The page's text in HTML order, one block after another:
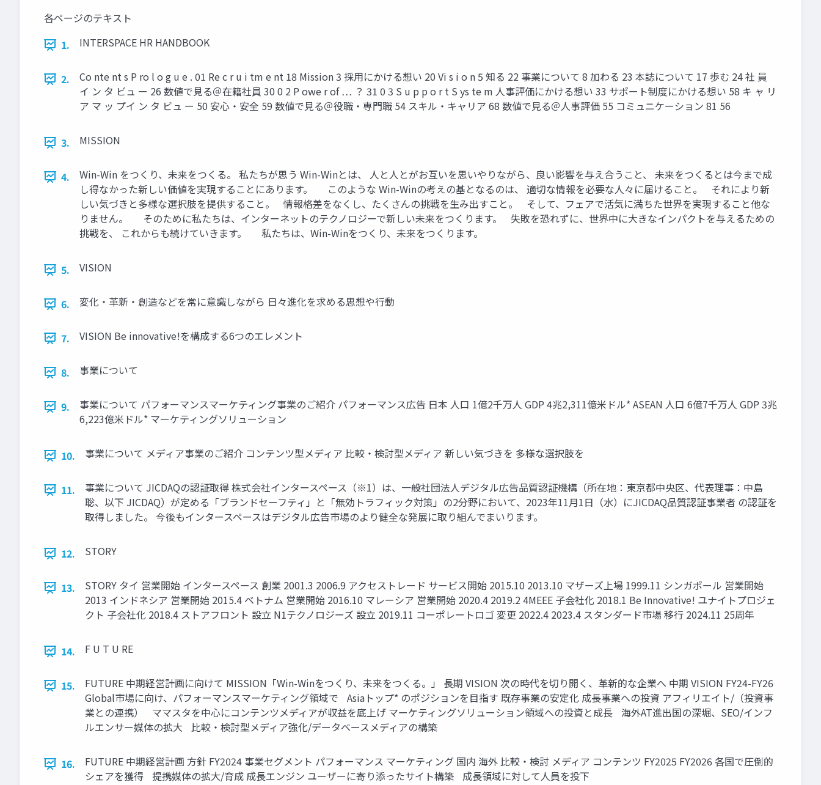
各ページのテキスト
1.
INTERSPACE HR HANDBOOK
2.
Co nte nt s P ro l o g u e . 01 Re c r u i tm e nt 18 Mission 3 採用にかける想い 20 Vi s i o n 5 知る 22 事業について 8 加わる 23 本誌について 17 歩む 24 社 員
イ ン タ ビュ ー 26 数値で見る＠在籍社員 30 0 2 P owe r of … ？ 31 0 3 S u p p o r t S ys te m 人事評価にかける想い 33 サポート制度にかける想い 58 キ ャ リ
ア マ ッ プイ ン タ ビュ ー 50 安心・安全 59 数値で見る＠役職・専門職 54 スキル・キャリア 68 数値で見る＠人事評価 55 コミュニケーション 81 56
3. MISSION
4.
Win-Win をつくり、未来をつくる。 私たちが思う Win-Winとは、 人と人とがお互いを思いやりながら、良い影響を与え合うこと、 未来をつくるとは今まで成
し得なかった新しい価値を実現することにあります。 このような Win-Winの考えの基となるのは、 適切な情報を必要な人々に届けること。 それにより新
しい気づきと多様な選択肢を提供すること。 情報格差をなくし、たくさんの挑戦を生み出すこと。 そして、フェアで活気に満ちた世界を実現すること他な
りません。 そのために私たちは、インターネットのテクノロジーで新しい未来をつくります。 失敗を恐れずに、世界中に大きなインパクトを与えるための
挑戦を、 これからも続けていきます。 私たちは、Win-Winをつくり、未来をつくります。
5. VISION
6. 変化・革新・創造などを常に意識しながら 日々進化を求める思想や行動
7. VISION Be innovative!を構成する6つのエレメント
8. 事業について
9.
事業について パフォーマンスマーケティング事業のご紹介 パフォーマンス広告 日本 人口 1億2千万人 GDP 4兆2,311億米ドル* ASEAN 人口 6億7千万人 GDP 3兆
6,223億米ドル* マーケティングソリューション
10. 事業について メディア事業のご紹介 コンテンツ型メディア 比較・検討型メディア 新しい気づきを 多様な選択肢を
11.
事業について JICDAQの認証取得 株式会社インタースペース（※1）は、一般社団法人デジタル広告品質認証機構（所在地：東京都中央区、代表理事：中島
聡、以下 JICDAQ）が定める「ブランドセーフティ」と「無効トラフィック対策」の2分野において、2023年11月1日（水）にJICDAQ品質認証事業者 の認証を
取得しました。 今後もインタースペースはデジタル広告市場のより健全な発展に取り組んでまいります。
12. STORY
13.
STORY タイ 営業開始 インタースペース 創業 2001.3 2006.9 アクセストレード サービス開始 2015.10 2013.10 マザーズ上場 1999.11 シンガポール 営業開始
2013 インドネシア 営業開始 2015.4 ベトナム 営業開始 2016.10 マレーシア 営業開始 2020.4 2019.2 4MEEE 子会社化 2018.1 Be Innovative! ユナイトプロジェ
クト 子会社化 2018.4 ストアフロント 設立 N1テクノロジーズ 設立 2019.11 コーポレートロゴ 変更 2022.4 2023.4 スタンダード市場 移行 2024.11 25周年
14. F U T U RE
15.
FUTURE 中期経営計画に向けて MISSION「Win-Winをつくり、未来をつくる。」 長期 VISION 次の時代を切り開く、革新的な企業へ 中期 VISION FY24-FY26
Global市場に向け、パフォーマンスマーケティング領域で Asiaトップ* のポジションを目指す 既存事業の安定化 成長事業への投資 アフィリエイト/（投資事
業との連携） ママスタを中心にコンテンツメディアが収益を底上げ マーケティングソリューション領域への投資と成長 海外AT進出国の深堀、SEO/インフ
ルエンサー媒体の拡大 比較・検討型メディア強化/データベースメディアの構築
16.
FUTURE 中期経営計画 方針 FY2024 事業セグメント パフォーマンス マーケティング 国内 海外 比較・検討 メディア コンテンツ FY2025 FY2026 各国で圧倒的
シェアを獲得 提携媒体の拡大/育成 成長エンジン ユーザーに寄り添ったサイト構築 成長領域に対して人員を投下